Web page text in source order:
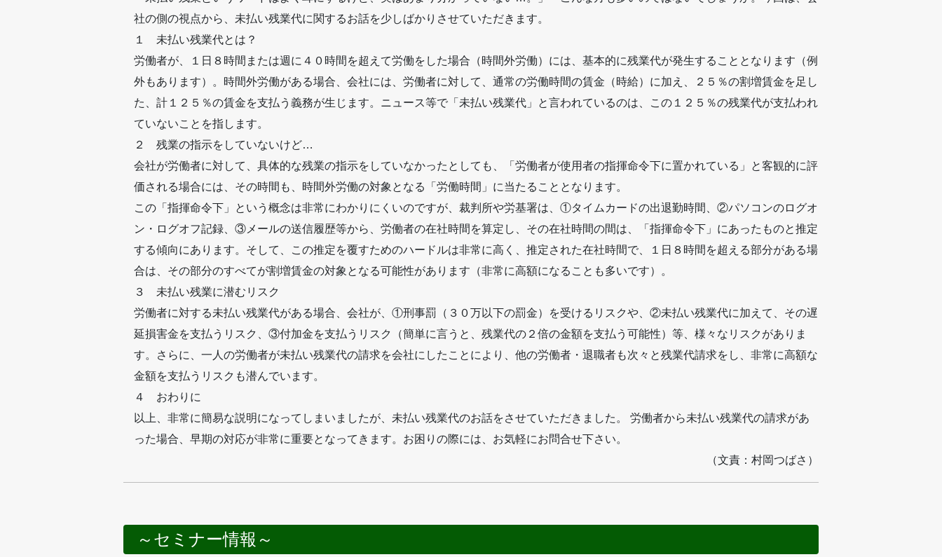
社の側の視点から、未払い残業代に関するお話を少しばかりさせていただきます。
１ 未払い残業代とは？
労働者が、１日８時間または週に４０時間を超えて労働をした場合（時間外労働）には、基本的に残業代が発生することとなります（例
外もあります）。時間外労働がある場合、会社には、労働者に対して、通常の労働時間の賃金（時給）に加え、２５％の割増賃金を足し
た、計１２５％の賃金を支払う義務が生じます。ニュース等で「未払い残業代」と言われているのは、この１２５％の残業代が支払われ
ていないことを指します。
２ 残業の指示をしていないけど…
会社が労働者に対して、具体的な残業の指示をしていなかったとしても、「労働者が使用者の指揮命令下に置かれている」と客観的に評
価される場合には、その時間も、時間外労働の対象となる「労働時間」に当たることとなります。
この「指揮命令下」という概念は非常にわかりにくいのですが、裁判所や労基署は、①タイムカードの出退勤時間、②パソコンのログオ
ン・ログオフ記録、③メールの送信履歴等から、労働者の在社時間を算定し、その在社時間の間は、「指揮命令下」にあったものと推定
する傾向にあります。そして、この推定を覆すためのハードルは非常に高く、推定された在社時間で、１日８時間を超える部分がある場
合は、その部分のすべてが割増賃金の対象となる可能性があります（非常に高額になることも多いです）。
３ 未払い残業に潜むリスク
労働者に対する未払い残業代がある場合、会社が、①刑事罰（３０万以下の罰金）を受けるリスクや、②未払い残業代に加えて、その遅
延損害金を支払うリスク、③付加金を支払うリスク（簡単に言うと、残業代の２倍の金額を支払う可能性）等、様々なリスクがありま
す。さらに、一人の労働者が未払い残業代の請求を会社にしたことにより、他の労働者・退職者も次々と残業代請求をし、非常に高額な
金額を支払うリスクも潜んでいます。
４ おわりに
以上、非常に簡易な説明になってしまいましたが、未払い残業代のお話をさせていただきました。 労働者から未払い残業代の請求があ
った場合、早期の対応が非常に重要となってきます。お困りの際には、お気軽にお問合せ下さい。
（文責：村岡つばさ）
～セミナー情報～